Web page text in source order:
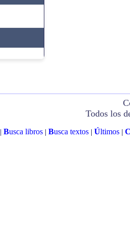
Todos los
Busca libros| Busca textos| Últimos|